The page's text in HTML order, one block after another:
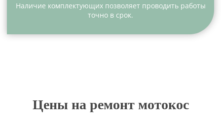
Наличие комплектующих позволяет проводить работы
точно в срок.
Цены на ремонт мотокос